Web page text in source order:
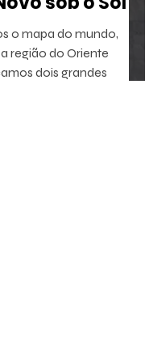
o mapa do mundo,
região do Oriente
dois grandes